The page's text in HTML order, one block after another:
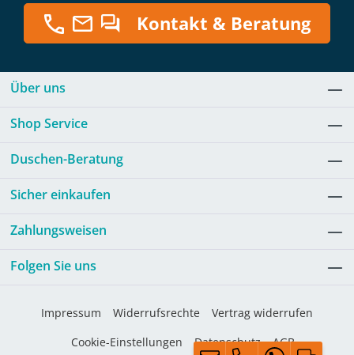
Kontakt & Beratung
Über uns
Shop Service
Duschen-Beratung
Sicher einkaufen
Zahlungsweisen
Folgen Sie uns
Impressum Widerrufsrechte
Vertrag widerrufen
Cookie-Einstellungen
Datenschutz AGB